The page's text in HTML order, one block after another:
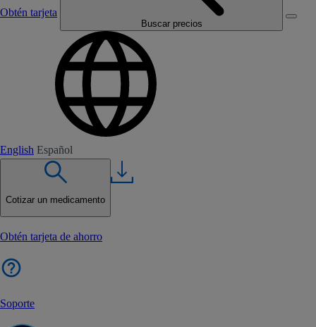
Obtén tarjeta
Buscar precios
English Español
Cotizar un medicamento
Obtén tarjeta de ahorro
Soporte